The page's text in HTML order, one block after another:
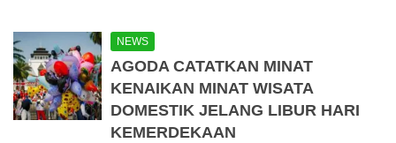
NEWS
AGODA CATATKAN MINAT
KENAIKAN MINAT WISATA
DOMESTIK JELANG LIBUR HARI
KEMERDEKAAN